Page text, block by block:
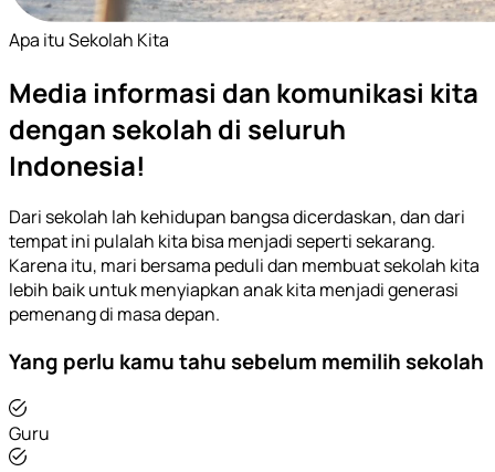
Apa itu Sekolah Kita
Media informasi dan komunikasi kita
dengan sekolah di seluruh
Indonesia!
Dari sekolah lah kehidupan bangsa dicerdaskan, dan dari
tempat ini pulalah kita bisa menjadi seperti sekarang.
Karena itu, mari bersama peduli dan membuat sekolah kita
lebih baik untuk menyiapkan anak kita menjadi generasi
pemenang di masa depan.
Yang perlu kamu tahu sebelum memilih sekolah
Guru